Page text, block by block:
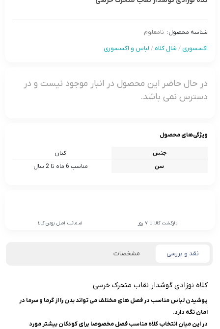
شناسه محصول: نامعلوم
اکسسوری / شال کلاه / لباس و اکسسوری
در حال حاضر این محصول در انبار موجود نیست و در
دسترس نمی باشد.
ویژگی‌های محصول
جنس
کتان
سن
مناسب 6 ماه تا 2 سال
بازگشت کالا تا 7 روز ضمانت اصل بودن کالا
نقد و بررسی مشخصات
کلاه نوزادی گوشدار نقاب متحرک خرسی
پوشیدن لباس مناسب در فصل های مختلف می تواند بدن را از گرما و سرما در
امان نگه دارد.
در این میان انتخاب کلاه مناسب فصل مخصوصا برای کودکان بیشتر مورد